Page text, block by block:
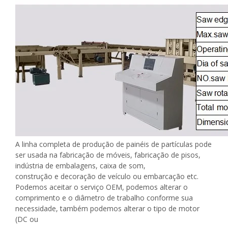
A linha completa de produção de painéis de partículas pode
ser usada na fabricação de móveis, fabricação de pisos,
indústria de embalagens, caixa de som,
construção e decoração de veículo ou embarcação etc.
Podemos aceitar o serviço OEM, podemos alterar o
comprimento e o diâmetro de trabalho conforme sua
necessidade, também podemos alterar o tipo de motor
(DC ou